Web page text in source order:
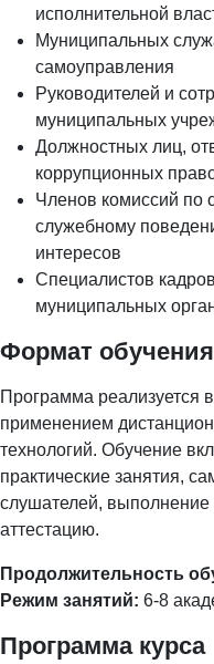
исполнительной
Муниципальных
самоуправления
Руководителей и
муниципальных
Должностных лиц,
коррупционных
Членов комиссий по
служебному
интересов
Специалистов
муниципальных
Формат обучения
Программа реализуется
применением
технологий. Обучение
практические занятия,
слушателей, выполнение
аттестацию.
Продолжительность
Режим занятий: 6-8
Программа курса